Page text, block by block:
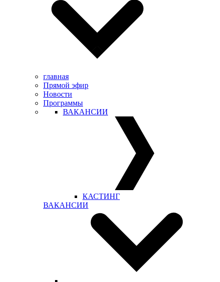
главная
Прямой эфир
Новости
Программы
ВАКАНСИИ
КАСТИНГ
ВАКАНСИИ